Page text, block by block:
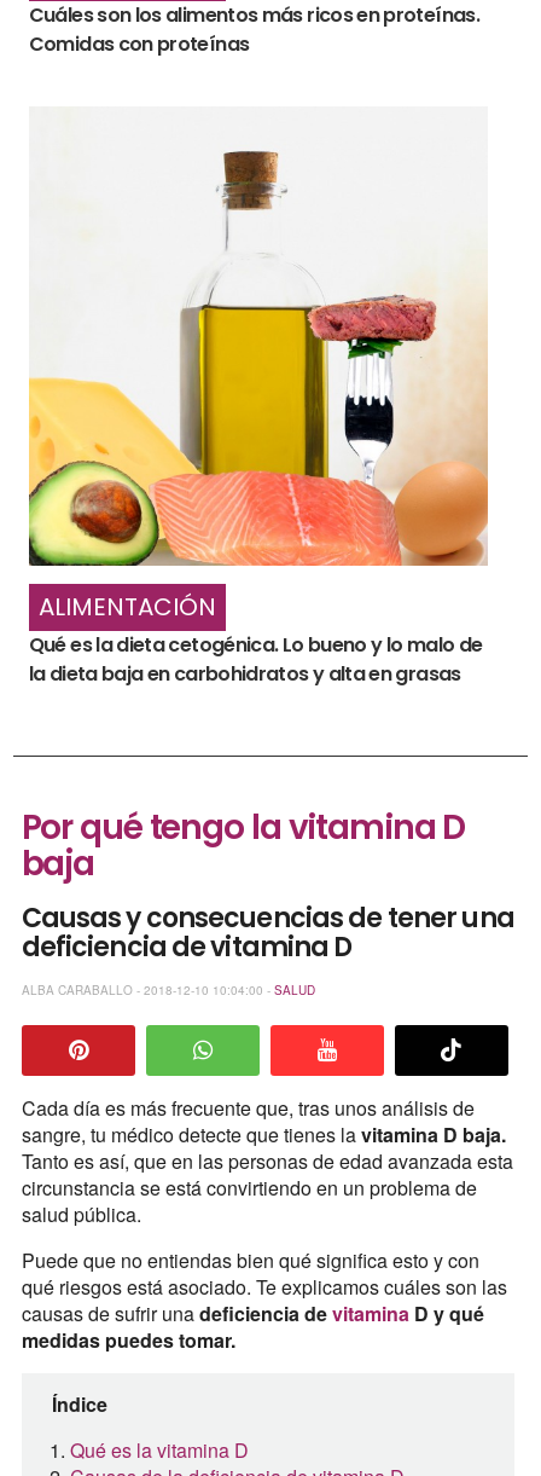
Cuáles son los alimentos más ricos en proteínas.
Comidas con proteínas
ALIMENTACIÓN
Qué es la dieta cetogénica. Lo bueno y lo malo de
la dieta baja en carbohidratos y alta en grasas
Por qué tengo la vitamina D
baja
Causas y consecuencias de tener una
deficiencia de vitamina D
ALBA CARABALLO - 2018-12-10 10:04:00 - SALUD
Cada día es más frecuente que, tras unos análisis de
sangre, tu médico detecte que tienes lavitamina D baja.
Tanto es así, que en las personas de edad avanzada esta
circunstancia se está convirtiendo en un problema de
salud pública.
Puede que no entiendas bien qué significa esto y con
qué riesgos está asociado. Te explicamos cuáles son las
causas de sufrir unadeficiencia devitamina D y qué
medidas puedes tomar.
Índice
Qué es la vitamina D